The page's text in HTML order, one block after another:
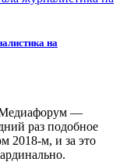
на
Медиафорум —
раз подобное
2018-м, и за это